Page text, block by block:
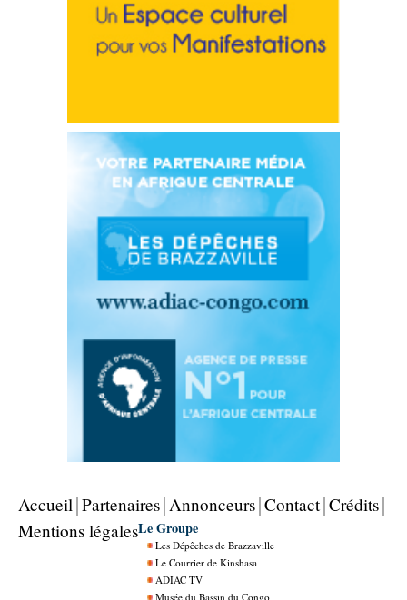
Accueil Partenaires Annonceurs Contact Crédits
Mentions légalesLe Groupe
Les Dépêches de Brazzaville
Le Courrier de Kinshasa
ADIAC TV
Musée du Bassin du Congo